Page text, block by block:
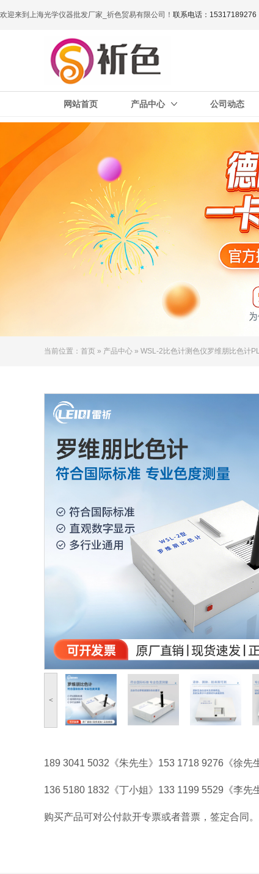
欢迎来到上海光学仪器批发厂家_祈色贸易有限公司！ 联系电话：15317189276
网站首页 产品中心 公司动态
当前位置： 首页 » 产品中心 » WSL-2比色计测色仪罗维朋比色计
<
189 3041 5032《朱先生》153 1718 9276《徐先
136 5180 1832《丁小姐》133 1199 5529《李先
购买产品可对公付款开专票或者普票，签定合同